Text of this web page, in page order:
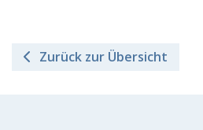
Zurück zur Übersicht